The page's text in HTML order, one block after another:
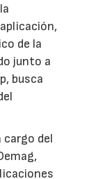
de la
junto a
busca
cargo del